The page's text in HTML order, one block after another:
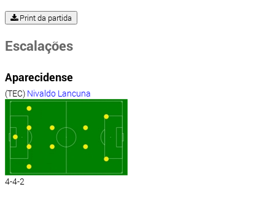
Print da partida
Escalações
Aparecidense
(TEC) Nivaldo Lancuna
4-4-2